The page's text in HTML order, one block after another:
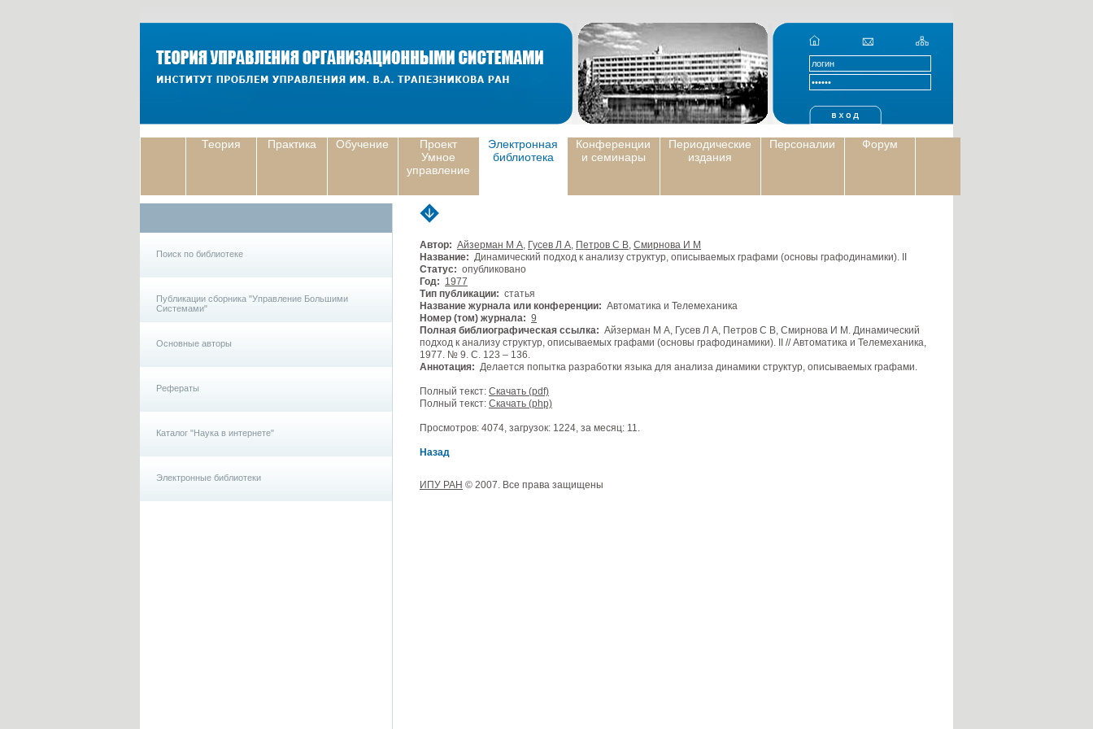
Теория Практика Обучение
Проект
Умное
управление
Электронная
библиотека
Конференции
и семинары
Периодические
издания
Персоналии Форум
Поиск по библиотеке
Публикации сборника "Управление Большими
Системами"
Основные авторы
Рефераты
Каталог "Наука в интернете"
Электронные библиотеки
Автор: Айзерман М А, Гусев Л А, Петров С В, Смирнова И М
Название: Динамический подход к анализу структур, описываемых графами (основы графодинамики). II
Статус: опубликовано
Год: 1977
Тип публикации: статья
Название журнала или конференции: Автоматика и Телемеханика
Номер (том) журнала: 9
Полная библиографическая ссылка: Айзерман М А, Гусев Л А, Петров С В, Смирнова И М. Динамический
подход к анализу структур, описываемых графами (основы графодинамики). II // Автоматика и Телемеханика,
1977. № 9. С. 123 – 136.
Аннотация: Делается попытка разработки языка для анализа динамики структур, описываемых графами.
Полный текст: Скачать (pdf)
Полный текст: Скачать (php)
Просмотров: 4074, загрузок: 1224, за месяц: 11.
Назад
ИПУ РАН © 2007. Все права защищены